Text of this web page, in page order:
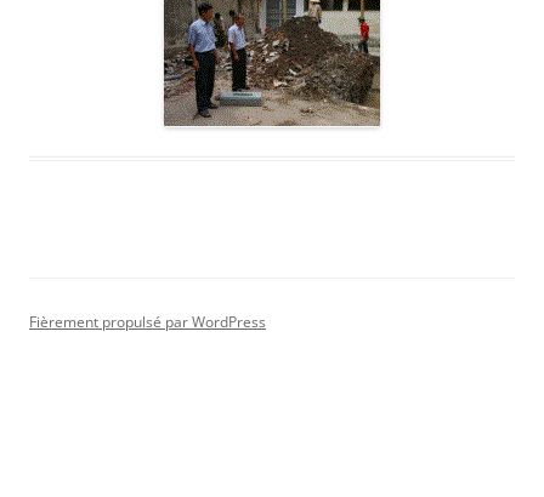
Fièrement propulsé par WordPress